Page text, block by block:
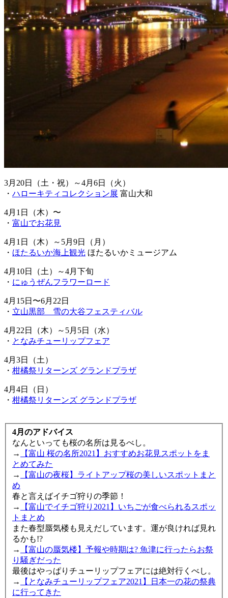
3月20日（土・祝）～4月6日（火）
・ ハローキティコレクション展 富山大和
4月1日（木）〜
・ 富山でお花見
4月1日（木）～5月9日（月）
・ ほたるいか海上観光 ほたるいかミュージアム
4月10日（土）～4月下旬
・ にゅうぜんフラワーロード
4月15日〜6月22日
・ 立山黒部 雪の大谷フェスティバル
4月22日（木）～5月5日（水）
・ となみチューリップフェア
4月3日（土）
・ 柑橘祭リターンズ グランドプラザ
4月4日（日）
・ 柑橘祭リターンズ グランドプラザ
4月のアドバイス
なんといっても桜の名所は見るべし。
→
【富山 桜の名所2021】おすすめお花見スポットをま
とめてみた
→
【富山の夜桜】ライトアップ桜の美しいスポットまと
め
春と言えばイチゴ狩りの季節！
→
【富山でイチゴ狩り2021】いちごが食べられるスポッ
トまとめ
また春型蜃気楼も見えだしています。運が良ければ見れ
るかも!?
→
【富山の蜃気楼】予報や時期は? 魚津に行ったらお祭
り騒ぎだった
最後はやっぱりチューリップフェアには絶対行くべし。
→
【となみチューリップフェア2021】日本一の花の祭典
に行ってきた